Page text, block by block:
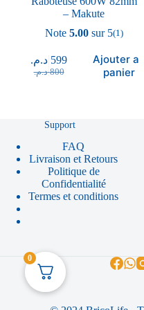
– Makute
Note 5.00sur 5(1)
800 د.م.
599 د.م.
Ajouter au
panier
Support
FAQ
Livraison et Retours
Politique de
Confidentialité
Termes et conditions
0